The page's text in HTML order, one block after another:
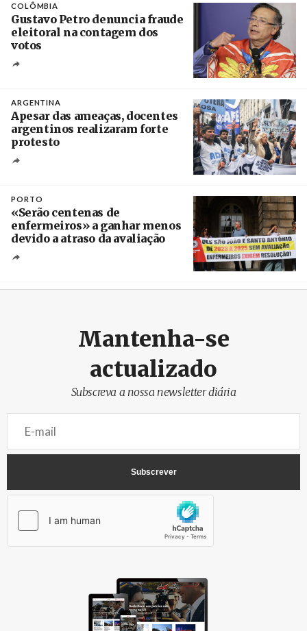
COLÔMBIA
Gustavo Petro denuncia fraude
eleitoral na contagem dos
votos
ARGENTINA
Apesar das ameaças, docentes
argentinos realizaram forte
protesto
PORTO
«Serão centenas de
enfermeiros» a ganhar menos
devido a atraso da avaliação
Mantenha-se
actualizado
Subscreva a nossa newsletter diária